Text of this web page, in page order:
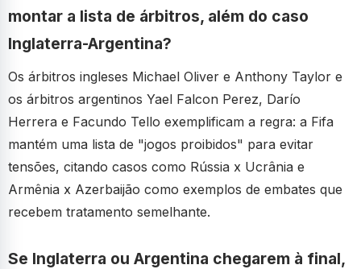
montar a lista de árbitros, além do caso
Inglaterra-Argentina?
Os árbitros ingleses Michael Oliver e Anthony Taylor e
os árbitros argentinos Yael Falcon Perez, Darío
Herrera e Facundo Tello exemplificam a regra: a Fifa
mantém uma lista de "jogos proibidos" para evitar
tensões, citando casos como Rússia x Ucrânia e
Armênia x Azerbaijão como exemplos de embates que
recebem tratamento semelhante.
Se Inglaterra ou Argentina chegarem à final,